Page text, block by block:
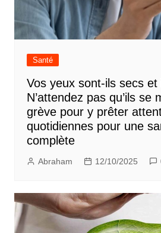
Santé
Vos yeux sont-ils secs et
N’attendez pas qu’ils se
grève pour y prêter
quotidiennes pour une
complète
Abraham 12/10/2025